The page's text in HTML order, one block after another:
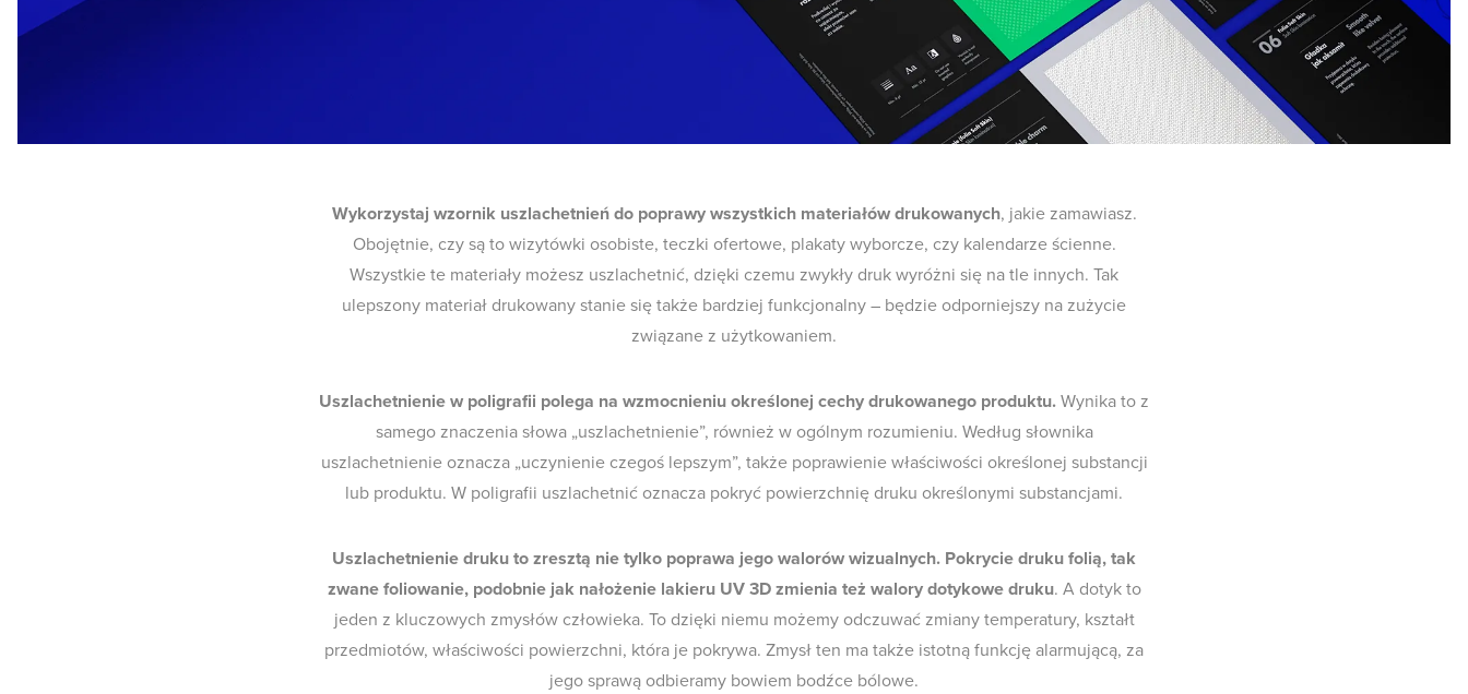
Wykorzystaj wzornik uszlachetnień do poprawy wszystkich materiałów drukowanych, jakie zamawiasz.
Obojętnie, czy są to wizytówki osobiste, teczki ofertowe, plakaty wyborcze, czy kalendarze ścienne.
Wszystkie te materiały możesz uszlachetnić, dzięki czemu zwykły druk wyróżni się na tle innych. Tak
ulepszony materiał drukowany stanie się także bardziej funkcjonalny – będzie odporniejszy na zużycie
związane z użytkowaniem.
Uszlachetnienie w poligrafii polega na wzmocnieniu określonej cechy drukowanego produktu. Wynika to z
samego znaczenia słowa „uszlachetnienie”, również w ogólnym rozumieniu. Według słownika
uszlachetnienie oznacza „uczynienie czegoś lepszym”, także poprawienie właściwości określonej substancji
lub produktu. W poligrafii uszlachetnić oznacza pokryć powierzchnię druku określonymi substancjami.
Uszlachetnienie druku to zresztą nie tylko poprawa jego walorów wizualnych. Pokrycie druku folią, tak
zwane foliowanie, podobnie jak nałożenie lakieru UV 3D zmienia też walory dotykowe druku. A dotyk to
jeden z kluczowych zmysłów człowieka. To dzięki niemu możemy odczuwać zmiany temperatury, kształt
przedmiotów, właściwości powierzchni, która je pokrywa. Zmysł ten ma także istotną funkcję alarmującą, za
jego sprawą odbieramy bowiem bodźce bólowe.